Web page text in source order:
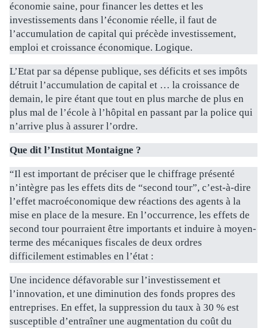
économie saine, pour financer les dettes et les
investissements dans l’économie réelle, il faut de
l’accumulation de capital qui précède investissement,
emploi et croissance économique. Logique.
L’Etat par sa dépense publique, ses déficits et ses impôts
détruit l’accumulation de capital et … la croissance de
demain, le pire étant que tout en plus marche de plus en
plus mal de l’école à l’hôpital en passant par la police qui
n’arrive plus à assurer l’ordre.
Que dit l’Institut Montaigne ?
“Il est important de préciser que le chiffrage présenté
n’intègre pas les effets dits de “second tour”, c’est-à-dire
l’effet macroéconomique dew réactions des agents à la
mise en place de la mesure. En l’occurrence, les effets de
second tour pourraient être importants et induire à moyen-
terme des mécaniques fiscales de deux ordres
difficilement estimables en l’état :
Une incidence défavorable sur l’investissement et
l’innovation, et une diminution des fonds propres des
entreprises. En effet, la suppression du taux à 30 % est
susceptible d’entraîner une augmentation du coût du